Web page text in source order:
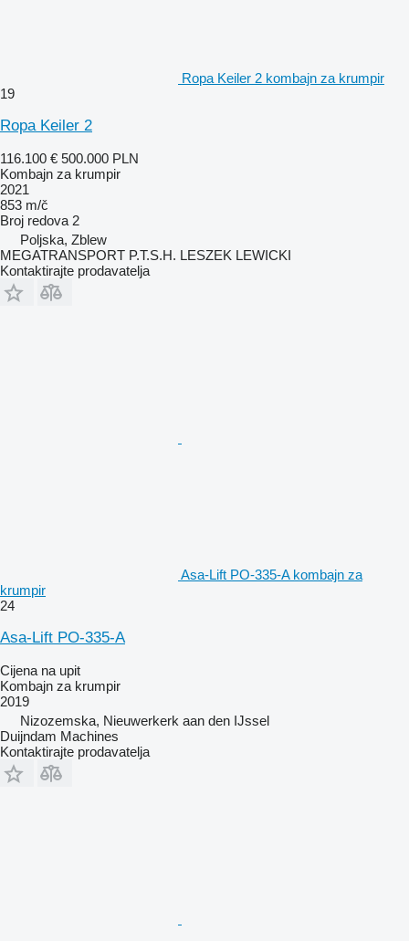
Ropa Keiler 2 kombajn za krumpir
19
Ropa Keiler 2
116.100 € 500.000 PLN
Kombajn za krumpir
2021
853 m/č
Broj redova 2
Poljska, Zblew
MEGATRANSPORT P.T.S.H. LESZEK LEWICKI
Kontaktirajte prodavatelja
Asa-Lift PO-335-A kombajn za
krumpir
24
Asa-Lift PO-335-A
Cijena na upit
Kombajn za krumpir
2019
Nizozemska, Nieuwerkerk aan den IJssel
Duijndam Machines
Kontaktirajte prodavatelja